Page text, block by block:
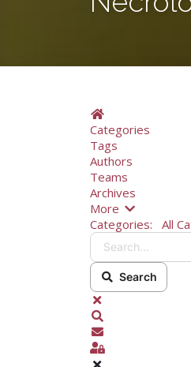
Home
Categories
Tags
Authors
Teams
Archives
More
Categories:
All
Search
Sign In